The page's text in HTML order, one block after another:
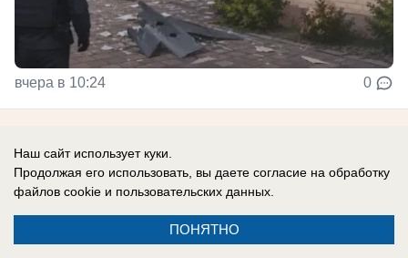
вчера в 10:24 0
Главное в стране
Наш сайт использует куки.
Продолжая его использовать, вы даете согласие на обработку
файлов cookie и пользовательских данных.
ПОНЯТНО